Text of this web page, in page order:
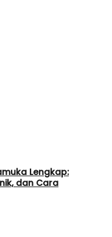
Lengkap:
dan Cara